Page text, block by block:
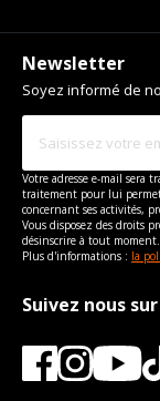
Newsletter
Soyez informé de
Votre adresse e-mail sera
traitement pour lui
concernant ses activités,
Vous disposez des droits
désinscrire à tout moment.
Plus d'informations : la
Suivez nous